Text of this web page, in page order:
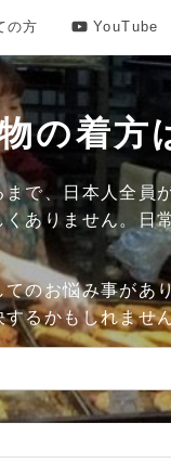
の方 YouTube
の着方
で、日本人全員
ありません。日
のお悩み事があ
るかもしれませ